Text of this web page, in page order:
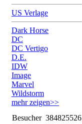
US Verlage
Dark Horse
DC
DC Vertigo
D.E.
IDW
Image
Marvel
Wildstorm
mehr zeigen>>
Besucher 384825526